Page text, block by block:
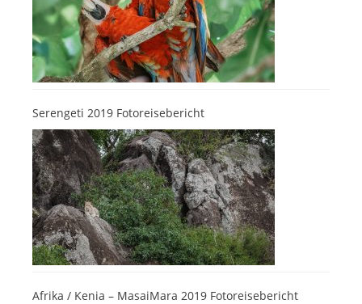
Serengeti 2019 Fotoreisebericht
Afrika / Kenia – MasaiMara 2019 Fotoreisebericht